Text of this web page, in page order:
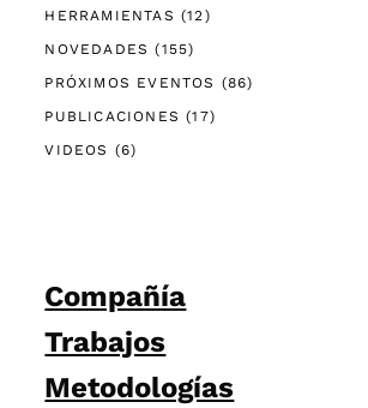
HERRAMIENTAS (12)
NOVEDADES (155)
PRÓXIMOS EVENTOS (86)
PUBLICACIONES (17)
VIDEOS (6)
Compañía
Trabajos
Metodologías